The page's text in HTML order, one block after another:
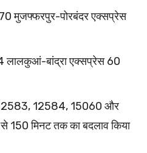
मुजफ्फरपुर-पोरबंदर एक्सप्रेस
बांद्रा एक्सप्रेस 60
12584, 15060 और
मिनट तक का बदलाव किया